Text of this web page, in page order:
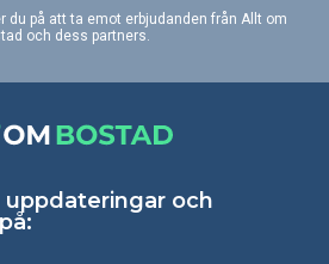
du på att ta emot erbjudanden från Allt om
och dess partners.
uppdateringar och